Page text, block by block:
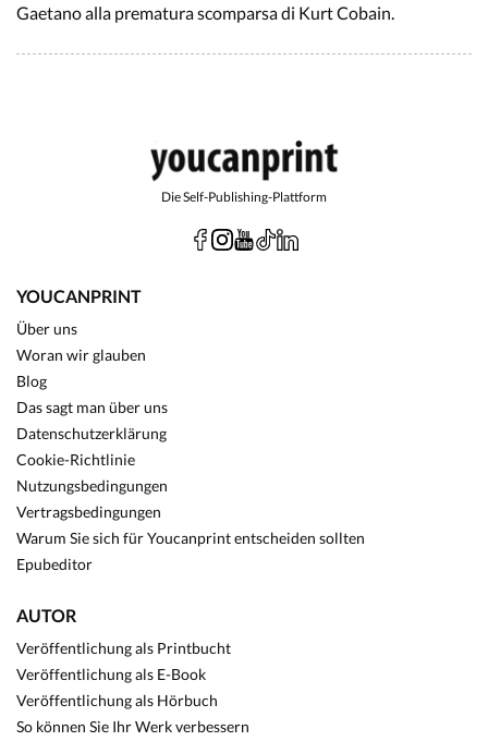
Gaetano alla prematura scomparsa di Kurt Cobain.
Die Self-Publishing-Plattform
YOUCANPRINT
Über uns
Woran wir glauben
Blog
Das sagt man über uns
Datenschutzerklärung
Cookie-Richtlinie
Nutzungsbedingungen
Vertragsbedingungen
Warum Sie sich für Youcanprint entscheiden sollten
Epubeditor
AUTOR
Veröffentlichung als Printbucht
Veröffentlichung als E-Book
Veröffentlichung als Hörbuch
So können Sie Ihr Werk verbessern